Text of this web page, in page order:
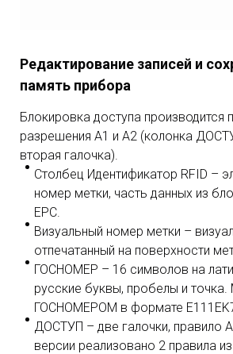
Редактирование записей и
память прибора
Блокировка доступа производится
разрешения А1 и А2 (колонка
вторая галочка).
Столбец Идентификатор RFID –
номер метки, часть данных из
EPC.
Визуальный номер метки –
отпечатанный на поверхности
ГОСНОМЕР – 16 символов на
русские буквы, пробелы и
ГОСНОМЕРОМ в формате
ДОСТУП – две галочки, правило
версии реализовано 2 правила